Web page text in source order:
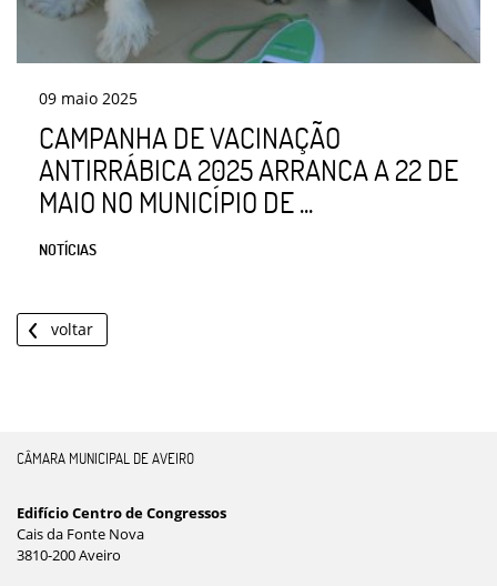
09 maio 2025
CAMPANHA DE VACINAÇÃO
ANTIRRÁBICA 2025 ARRANCA A 22 DE
MAIO NO MUNICÍPIO DE ...
NOTÍCIAS
voltar
CÂMARA MUNICIPAL DE AVEIRO
Edifício Centro de Congressos
Cais da Fonte Nova
3810-200 Aveiro